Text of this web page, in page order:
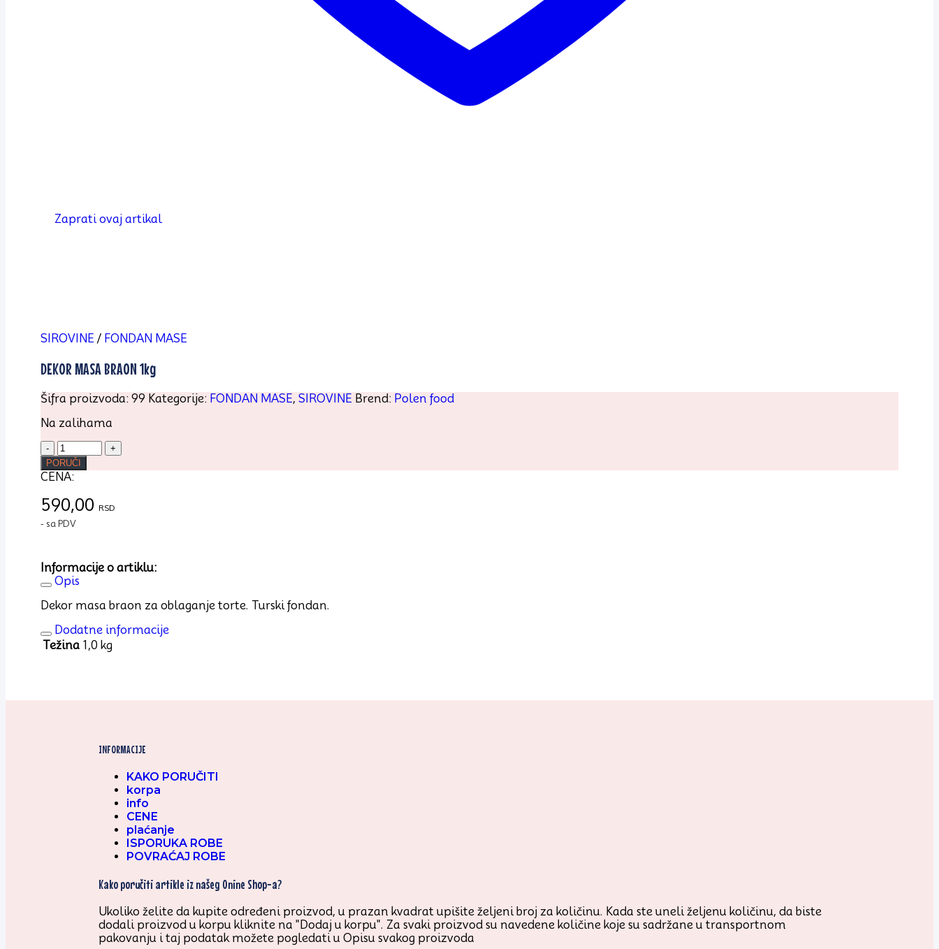
Zaprati ovaj artikal
SIROVINE / FONDAN MASE
DEKOR MASA BRAON 1kg
Šifra proizvoda: 99 Kategorije: FONDAN MASE, SIROVINE Brend: Polen food
Na zalihama
DEKOR
MASA
BRAON
količina
PORUČI
CENA:
590,00 RSD
- sa PDV
Informacije o artiklu:
Opis
Dekor masa braon za oblaganje torte. Turski fondan.
Dodatne informacije
Težina 1,0 kg
INFORMACIJE
KAKO PORUČITI
korpa
info
CENE
plaćanje
ISPORUKA ROBE
POVRAĆAJ ROBE
Kako poručiti artikle iz našeg Onine Shop-a?
Ukoliko želite da kupite određeni proizvod, u prazan kvadrat upišite željeni broj za količinu. Kada ste uneli željenu količinu, da biste
dodali proizvod u korpu kliknite na "Dodaj u korpu". Za svaki proizvod su navedene količine koje su sadržane u transportnom
pakovanju i taj podatak možete pogledati u Opisu svakog proizvoda